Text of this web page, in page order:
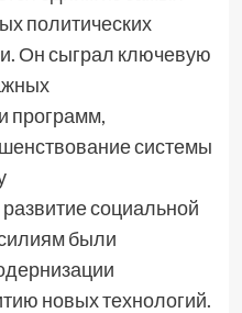
политических
Он сыграл ключевую
программ,
системы
социальной
были
новых технологий.